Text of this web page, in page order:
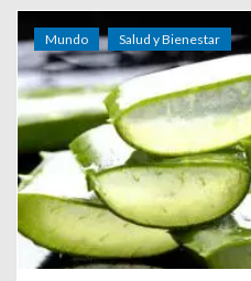
Mundo Salud y Bienestar